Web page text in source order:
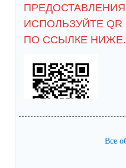
ПРЕДОСТАВЛЕНИЯ
ИСПОЛЬЗУЙТЕ
ПО ССЫЛКЕ НИЖЕ.
анкета Все